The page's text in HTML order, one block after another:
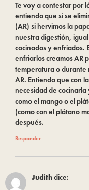
Te voy a contestar por
entiendo que sí se
(AR) si hervimos la
nuestra digestión,
cocinados y enfriados.
enfriarlos creamos AR
temperatura o durante
AR. Entiendo que con
necesidad de
como el mango o el
(como con el plátano
después.
Responder
Judithdice: